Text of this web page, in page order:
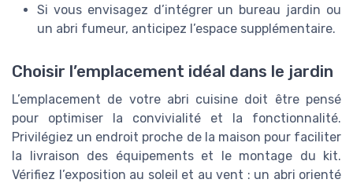
Si vous envisagez d’intégrer un bureau jardin ou
un abri fumeur, anticipez l’espace supplémentaire.
Choisir l’emplacement idéal dans le jardin
L’emplacement de votre abri cuisine doit être pensé
pour optimiser la convivialité et la fonctionnalité.
Privilégiez un endroit proche de la maison pour faciliter
la livraison des équipements et le montage du kit.
Vérifiez l’exposition au soleil et au vent : un abri orienté